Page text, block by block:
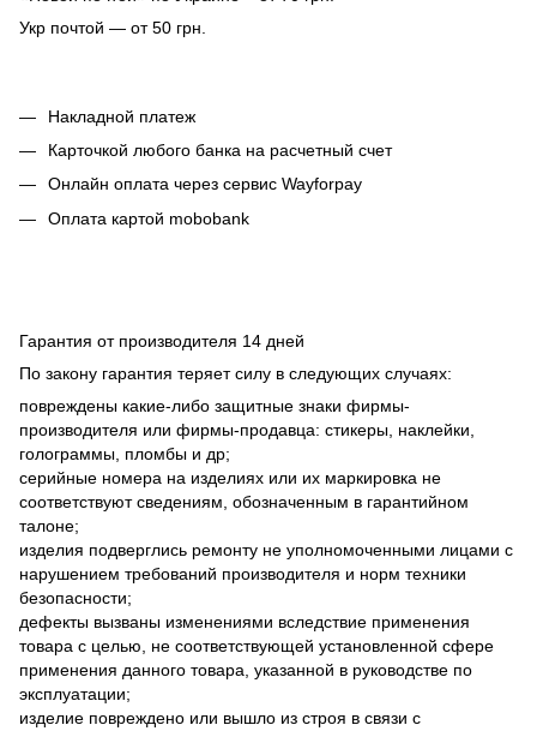
Укр почтой — от 50 грн.
Накладной платеж
Карточкой любого банка на расчетный счет
Онлайн оплата через сервис Wayforpay
Оплата картой mobobank
Гарантия от производителя 14 дней
По закону гарантия теряет силу в следующих случаях:
повреждены какие-либо защитные знаки фирмы-
производителя или фирмы-продавца: стикеры, наклейки,
голограммы, пломбы и др;
серийные номера на изделиях или их маркировка не
соответствуют сведениям, обозначенным в гарантийном
талоне;
изделия подверглись ремонту не уполномоченными лицами с
нарушением требований производителя и норм техники
безопасности;
дефекты вызваны изменениями вследствие применения
товара с целью, не соответствующей установленной сфере
применения данного товара, указанной в руководстве по
эксплуатации;
изделие повреждено или вышло из строя в связи с